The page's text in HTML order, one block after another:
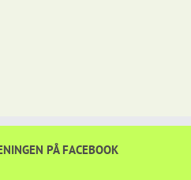
PÅ FACEBOOK